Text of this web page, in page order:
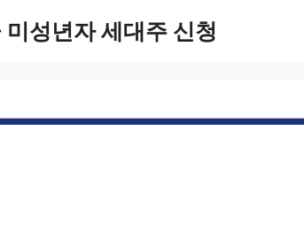
성년자 세대주 신청